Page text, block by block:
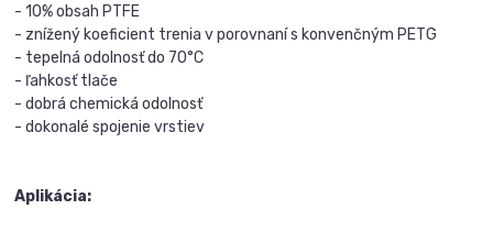
- 10% obsah PTFE
- znížený koeficient trenia v porovnaní s konvenčným PETG
- tepelná odolnosť do 70°C
- ľahkosť tlače
- dobrá chemická odolnosť
- dokonalé spojenie vrstiev
Aplikácia: